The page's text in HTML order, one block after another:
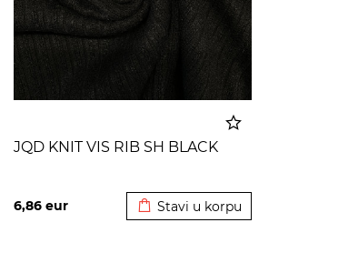
JQD KNIT VIS RIB SH BLACK
6,86 eur Stavi u korpu